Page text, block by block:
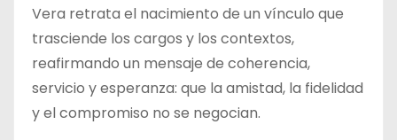
Vera retrata el nacimiento de un vínculo que
trasciende los cargos y los contextos,
reafirmando un mensaje de coherencia,
servicio y esperanza: que la amistad, la fidelidad
y el compromiso no se negocian.